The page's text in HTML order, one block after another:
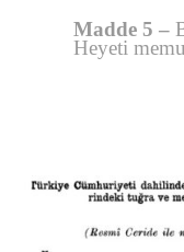
Madde 5 –
Heyeti